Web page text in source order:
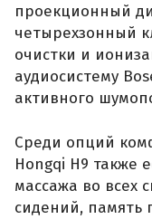
проекционный
четырехзонный
очистки и
аудиосистему
активного
Среди опций
Hongqi H9 также
массажа во всех
сидений, память